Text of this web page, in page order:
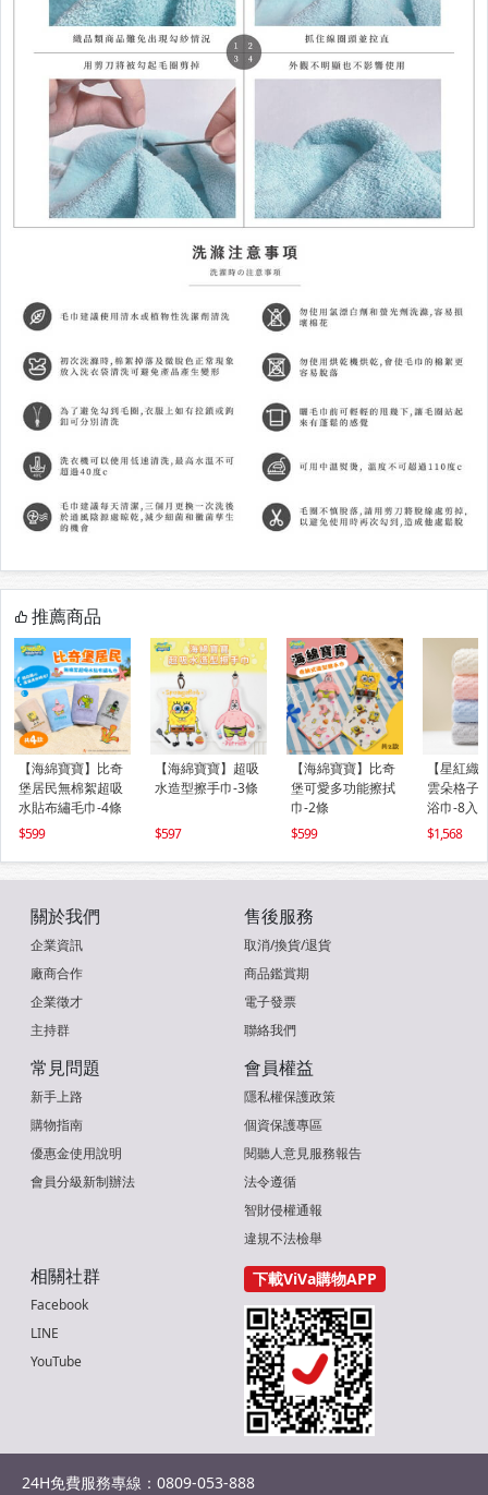
推薦商品
【海綿寶寶】比奇
堡居民無棉絮超吸
水貼布繡毛巾-4條
599
【海綿寶寶】超吸
水造型擦手巾-3條
597
【海綿寶寶】比奇
堡可愛多功能擦拭
巾-2條
599
【星紅織
雲朵格子
浴巾-8入
1,568
關於我們
企業資訊
廠商合作
企業徵才
主持群
售後服務
取消/換貨/退貨
商品鑑賞期
電子發票
聯絡我們
常見問題
新手上路
購物指南
優惠金使用說明
會員分級新制辦法
會員權益
隱私權保護政策
個資保護專區
閱聽人意見服務報告
法令遵循
智財侵權通報
違規不法檢舉
相關社群
Facebook
LINE
YouTube
下載ViVa購物APP
24H免費服務專線：0809-053-888